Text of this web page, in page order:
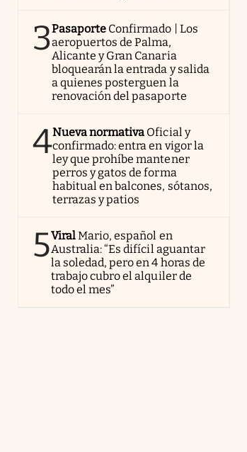
3Pasaporte Confirmado | Los
aeropuertos de Palma,
Alicante y Gran Canaria
bloquearán la entrada y salida
a quienes posterguen la
renovación del pasaporte
4Nueva normativa Oficial y
confirmado: entra en vigor la
ley que prohíbe mantener
perros y gatos de forma
habitual en balcones, sótanos,
terrazas y patios
5ViralMario, español en
Australia: “Es difícil aguantar
la soledad, pero en 4 horas de
trabajo cubro el alquiler de
todo el mes”